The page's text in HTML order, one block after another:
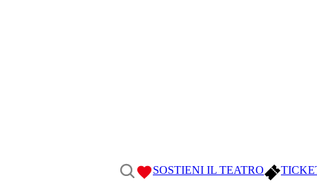
SOSTIENI IL TEATRO